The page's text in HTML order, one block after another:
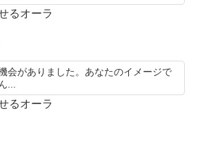
るオーラ
会がありました。あなたのイメージで
...
るオーラ